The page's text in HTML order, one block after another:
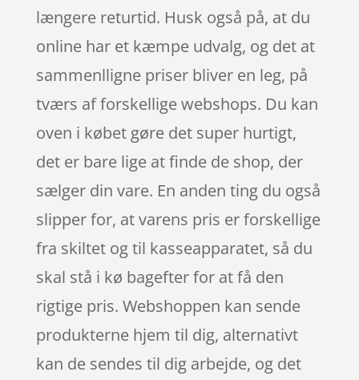
længere returtid. Husk også på, at du
online har et kæmpe udvalg, og det at
sammenlligne priser bliver en leg, på
tværs af forskellige webshops. Du kan
oven i købet gøre det super hurtigt,
det er bare lige at finde de shop, der
sælger din vare. En anden ting du også
slipper for, at varens pris er forskellige
fra skiltet og til kasseapparatet, så du
skal stå i kø bagefter for at få den
rigtige pris. Webshoppen kan sende
produkterne hjem til dig, alternativt
kan de sendes til dig arbejde, og det